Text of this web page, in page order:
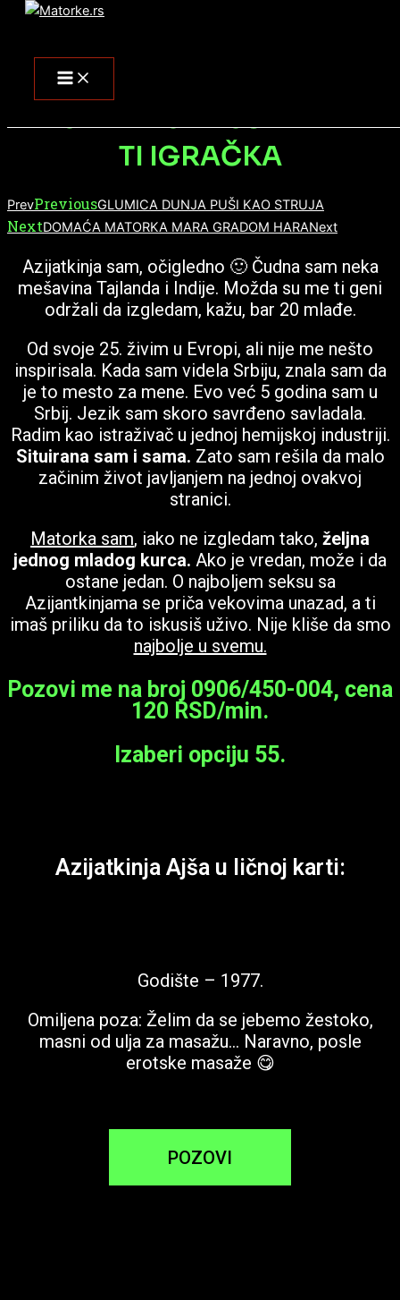
Skip
AZIJATKINJA AJŠA BILA BI
TI IGRAČKA
PrevPreviousGLUMICA DUNJA PUŠI KAO STRUJA
NextDOMAĆA MATORKA MARA GRADOM HARANext
Azijatkinja sam, očigledno 🙂 Čudna sam neka
mešavina Tajlanda i Indije. Možda su me ti geni
održali da izgledam, kažu, bar 20 mlađe.
Od svoje 25. živim u Evropi, ali nije me nešto
inspirisala. Kada sam videla Srbiju, znala sam da
je to mesto za mene. Evo već 5 godina sam u
Srbij. Jezik sam skoro savrđeno savladala.
Radim kao istraživač u jednoj hemijskoj industriji.
Situirana sam i sama. Zato sam rešila da malo
začinim život javljanjem na jednoj ovakvoj
stranici.
Matorka sam, iako ne izgledam tako, željna
jednog mladog kurca. Ako je vredan, može i da
ostane jedan. O najboljem seksu sa
Azijantkinjama se priča vekovima unazad, a ti
imaš priliku da to iskusiš uživo. Nije kliše da smo
najbolje u svemu.
Pozovi me na broj 0906/450-004, cena
120 RSD/min.
Izaberi opciju 55.
Azijatkinja Ajša u ličnoj karti:
Godište – 1977.
Omiljena poza: Želim da se jebemo žestoko,
masni od ulja za masažu… Naravno, posle
erotske masaže 😋
POZOVI